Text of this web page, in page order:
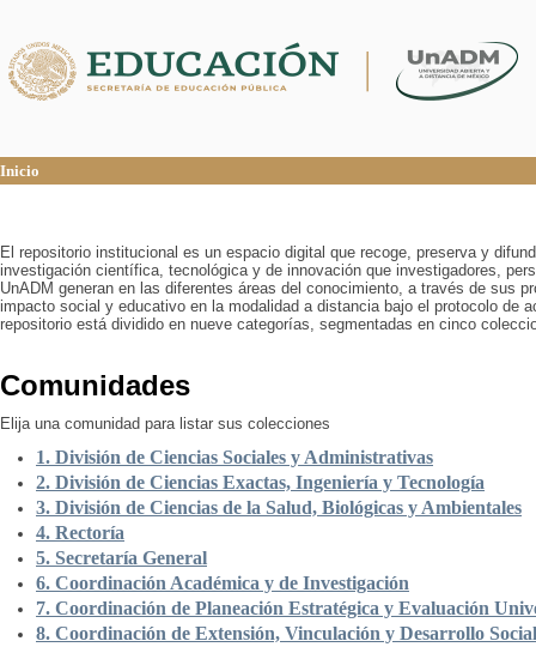
Inicio
El repositorio institucional es un espacio digital que recoge, preserva y
investigación científica, tecnológica y de innovación que investigadores,
UnADM generan en las diferentes áreas del conocimiento, a través de sus
impacto social y educativo en la modalidad a distancia bajo el protocolo de
repositorio está dividido en nueve categorías, segmentadas en cinco
Comunidades
Elija una comunidad para listar sus colecciones
1. División de Ciencias Sociales y Administrativas
2. División de Ciencias Exactas, Ingeniería y Tecnología
3. División de Ciencias de la Salud, Biológicas y Ambientales
4. Rectoría
5. Secretaría General
6. Coordinación Académica y de Investigación
7. Coordinación de Planeación Estratégica y Evaluación
8. Coordinación de Extensión, Vinculación y Desarrollo Social